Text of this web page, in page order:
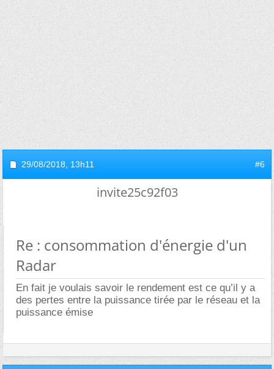
29/08/2018, 13h11 #6
invite25c92f03
Re : consommation d'énergie d'un
Radar
En fait je voulais savoir le rendement est ce qu’il y a
des pertes entre la puissance tirée par le réseau et la
puissance émise